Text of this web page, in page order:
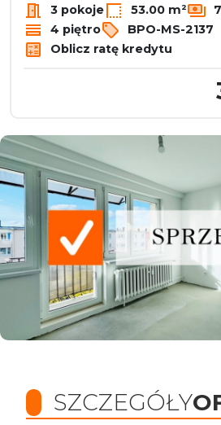
3 pokoje 53.00 m²
4 piętro
BPO-MS-2137
Oblicz ratę kredytu
SZCZEGÓŁY